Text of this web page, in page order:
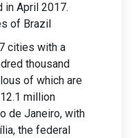
in April 2017.
of Brazil
cities with a
thousand
of which are
million
de Janeiro, with
the federal